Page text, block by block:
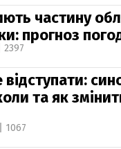
частину
прогноз
2397
та як
1067